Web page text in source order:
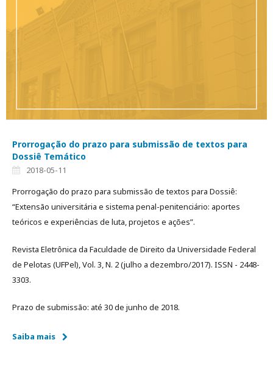
Prorrogação do prazo para submissão de textos para
Dossiê Temático
2018-05-11
Prorrogação do prazo para submissão de textos para Dossiê:
“Extensão universitária e sistema penal-penitenciário: aportes
teóricos e experiências de luta, projetos e ações”.
Revista Eletrônica da Faculdade de Direito da Universidade Federal
de Pelotas (UFPel), Vol. 3, N. 2 (julho a dezembro/2017). ISSN - 2448-
3303.
Prazo de submissão: até 30 de junho de 2018.
Saiba mais